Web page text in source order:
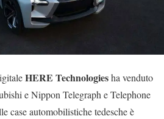
HERE Technologiesha venduto
e Nippon Telegraph e Telephone
case automobilistiche tedesche è